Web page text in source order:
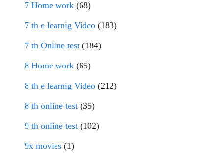
7 Home work (68)
7 th e learnig Video (183)
7 th Online test (184)
8 Home work (65)
8 th e learnig Video (212)
8 th online test (35)
9 th online test (102)
9x movies (1)